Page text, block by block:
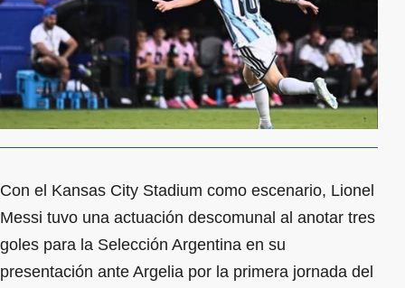
Con el Kansas City Stadium como escenario, Lionel
Messi tuvo una actuación descomunal al anotar tres
goles para la Selección Argentina en su
presentación ante Argelia por la primera jornada del